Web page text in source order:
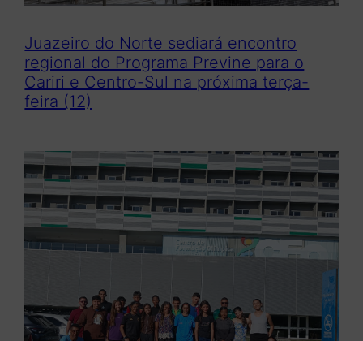
Juazeiro do Norte sediará encontro
regional do Programa Previne para o
Cariri e Centro-Sul na próxima terça-
feira (12)